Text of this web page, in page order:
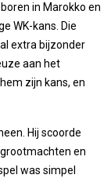
in Marokko en
WK-kans. Die
extra bijzonder
aan het
zijn kans, en
Hij scoorde
en
was simpel